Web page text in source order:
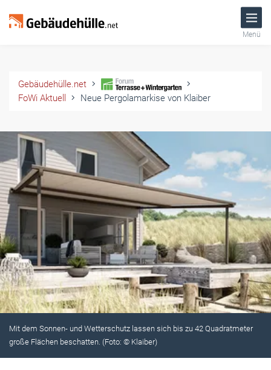
Menü
Gebäudehülle.net
FoWi Aktuell
Neue Pergolamarkise von Klaiber
Mit dem Sonnen- und Wetterschutz lassen sich bis zu 42 Quadratmeter
große Flächen beschatten. (Foto: © Klaiber)